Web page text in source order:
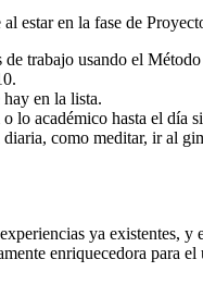
al estar en la fase de
trabajo usando el
en la lista.
lo académico hasta el día
como meditar, ir al
ya existentes, y
enriquecedora para